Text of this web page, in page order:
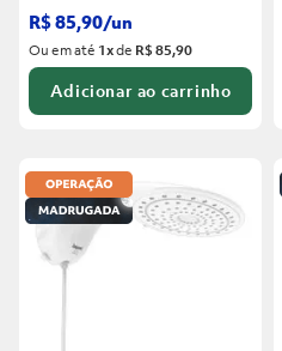
R$85,90/un
Ou em até 1xde R$ 85,90
Adicionar ao carrinho